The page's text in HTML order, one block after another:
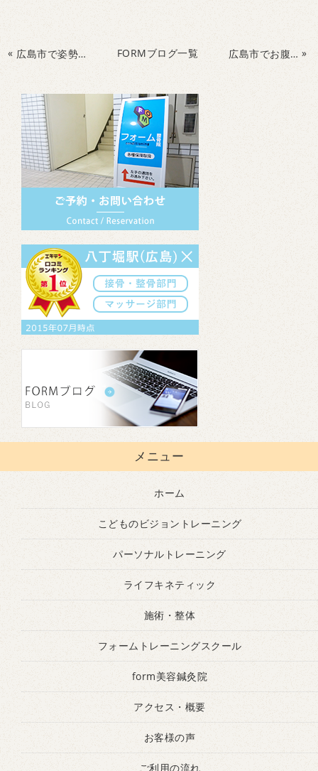
« 広島市で姿勢改善・腰痛予防のためのトレーニング FORMブログ一覧 広島市でお腹を鍛えて健康な生活を送ろう！ »
メニュー
ホーム
こどものビジョントレーニング
パーソナルトレーニング
ライフキネティック
施術・整体
フォームトレーニングスクール
form美容鍼灸院
アクセス・概要
お客様の声
ご利用の流れ